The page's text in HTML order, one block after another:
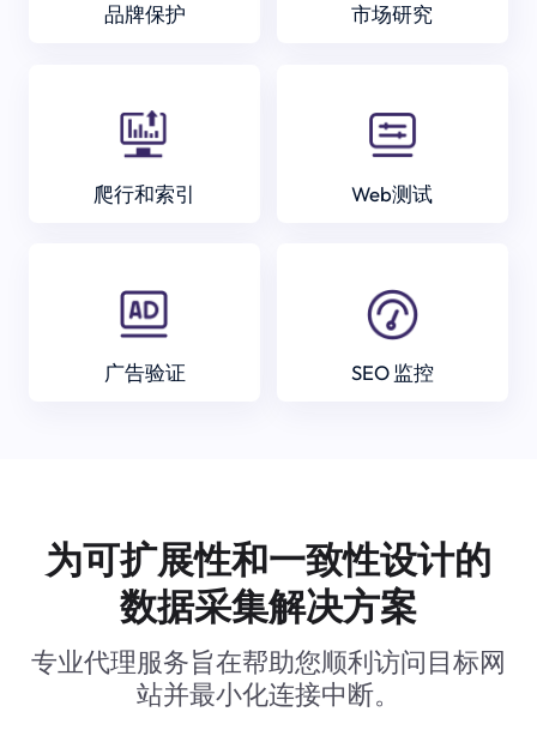
品牌保护 市场研究
爬行和索引 Web测试
广告验证 SEO 监控
为可扩展性和一致性设计的
数据采集解决方案
专业代理服务旨在帮助您顺利访问目标网
站并最小化连接中断。